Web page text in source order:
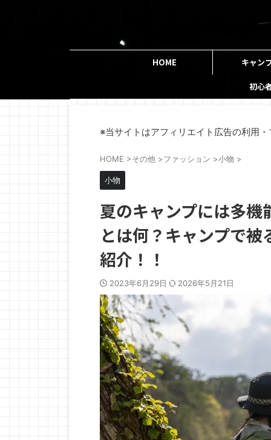
HOME キャン
初心
※当サイトはアフィリエイト広告の利用
HOME >その他 >ファッション >小物 >
小物
夏のキャンプには多
とは何？キャンプで
紹介！！
2023年6月29日 2026年5月21日